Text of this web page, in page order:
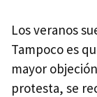
Los veranos
Tampoco es
mayor
protesta, se